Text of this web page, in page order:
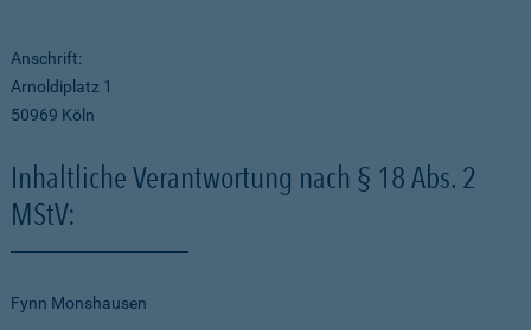
Anschrift:
Arnoldiplatz 1
50969 Köln
Inhaltliche Verantwortung nach § 18 Abs. 2
MStV:
Fynn Monshausen